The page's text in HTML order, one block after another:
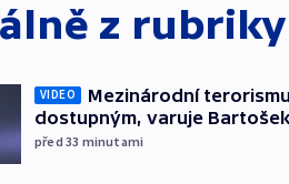
z rubriky
VIDEO
Mezinárodní
dostupným, varuje Bartošek
před 33 minutami